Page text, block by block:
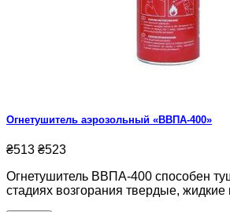
Огнетушитель аэрозольный «ВВПА-400»
₴513 ₴523
Огнетушитель ВВПА-400 способен
стадиях возгорания твердые, жидкие